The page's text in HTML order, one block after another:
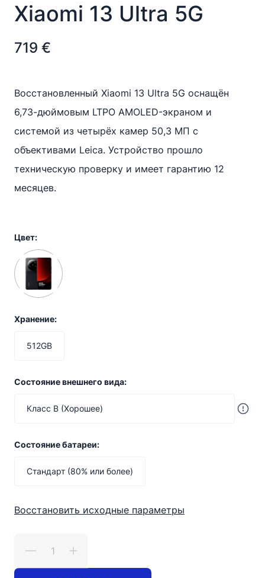
Xiaomi 13 Ultra 5G
719 €
Восстановленный Xiaomi 13 Ultra 5G оснащён
6,73-дюймовым LTPO AMOLED-экраном и
системой из четырёх камер 50,3 МП с
объективами Leica. Устройство прошло
техническую проверку и имеет гарантию 12
месяцев.
Цвет:
Xранение:
512GB
Состояние внешнего вида:
Класс B (Хорошее)
Состояние батареи:
Стандарт (80% или более)
Восстановить исходные параметры